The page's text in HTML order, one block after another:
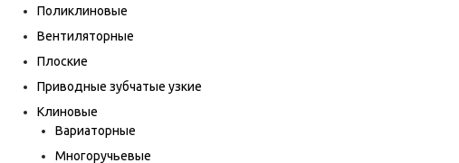
Поликлиновые
Вентиляторные
Плоские
Приводные зубчатые узкие
Клиновые
Вариаторные
Многоручьевые